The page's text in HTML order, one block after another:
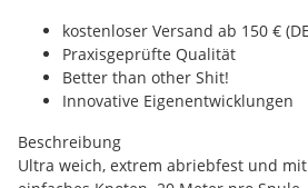
kostenloser Versand ab 150 €
Praxisgeprüfte Qualität
Better than other Shit!
Innovative Eigenentwicklungen
Beschreibung
Ultra weich, extrem abriebfest und